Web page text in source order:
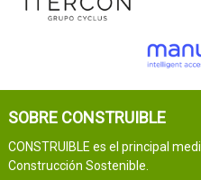
SOBRE CONSTRUIBLE
CONSTRUIBLE es el principal
Construcción Sostenible.